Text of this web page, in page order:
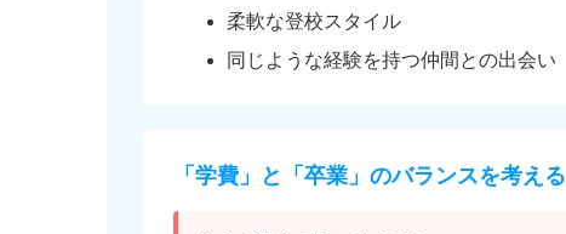
柔軟な登校スタイル
同じような経験を持つ仲間との出会い
「学費」と「卒業」のバランスを考える